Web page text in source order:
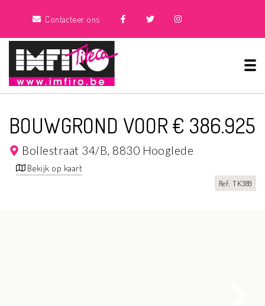
Contacteer ons
BOUWGROND VOOR € 386.925
Bollestraat 34/B, 8830 Hooglede
Bekijk op kaart
Ref: TK389